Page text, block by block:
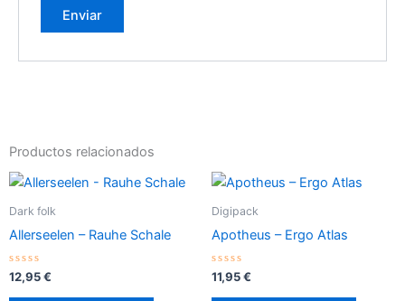
Productos relacionados
Dark folk
Allerseelen – Rauhe Schale
Valorado
con
0
12,95€
Digipack
Apotheus – Ergo Atlas
Valorado
con
0
11,95€